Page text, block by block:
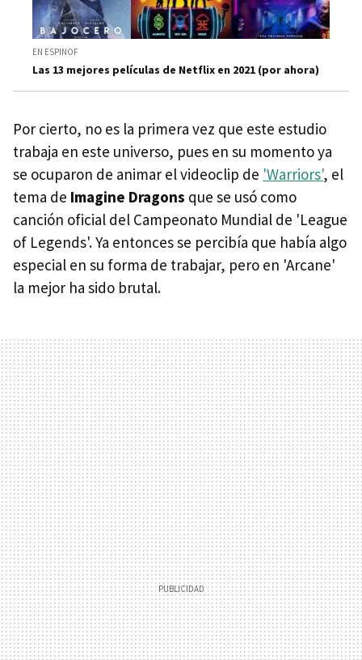
EN ESPINOF
Las 13 mejores películas de Netflix en 2021 (por ahora)
Por cierto, no es la primera vez que este estudio
trabaja en este universo, pues en su momento ya
se ocuparon de animar el videoclip de 'Warriors', el
tema de Imagine Dragons que se usó como
canción oficial del Campeonato Mundial de 'League
of Legends'. Ya entonces se percibía que había algo
especial en su forma de trabajar, pero en 'Arcane'
la mejor ha sido brutal.